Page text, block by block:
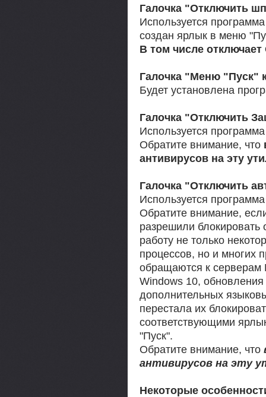
Галочка "Отключить
Используется
создан ярлык в меню
В том числе отключает
Галочка "Меню "Пуск"
Будет установлена
Галочка "Отключить
Используется
Обратите внимание, что
антивирусов на эту
Галочка "Отключить
Используется
Обратите внимание,
разрешили блокировать
работу не только
процессов, но и многих
обращаются к серверам
Windows 10,
дополнительных
перестала их
соответствующими
"Пуск".
Обратите внимание, что
антивирусов на эту
Некоторые